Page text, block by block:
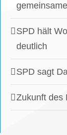
SPD hält
deutlich
SPD sagt
Zukunft des